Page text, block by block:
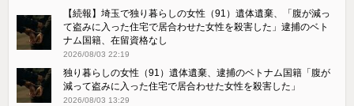
【続報】埼玉で独り暮らしの女性（91）遺体遺棄、「腹が減っ
て盗みに入った住宅で居合わせた女性を殺害した」逮捕のベト
ナム国籍、在留資格なし
2026/08/03 22:19
独り暮らしの女性（91）遺体遺棄、逮捕のベトナム国籍「腹が
減って盗みに入った住宅で居合わせた女性を殺害した」
2026/08/03 13:29